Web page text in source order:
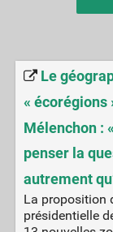
Le
« écorégions
Mélenchon :
penser la
autrement
La proposition
présidentielle